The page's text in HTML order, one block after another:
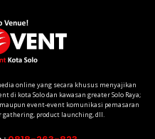
online yang secara khusus menyajikan
di kota Solo dan kawasan greater Solo Raya;
event-event komunikasi pemasaran
product launching, dll.